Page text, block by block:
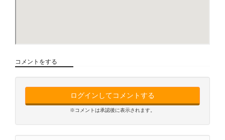
コメントをする
ログインしてコメントする
※コメントは承認後に表示されます。